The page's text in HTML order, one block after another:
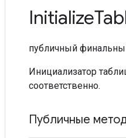
Initialize
публичный
Инициализатор
соответственно.
Публичные